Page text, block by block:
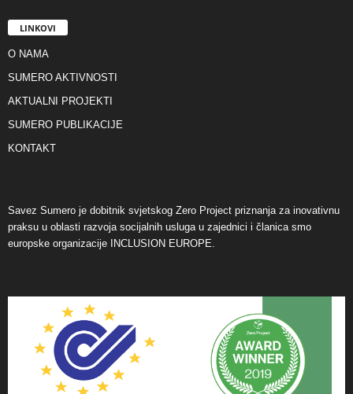
LINKOVI
O NAMA
SUMERO AKTIVNOSTI
AKTUALNI PROJEKTI
SUMERO PUBLIKACIJE
KONTAKT
Savez Sumero je dobitnik svjetskog Zero Project priznanja za inovativnu
praksu u oblasti razvoja socijalnih usluga u zajednici i članica smo
europske organizacije INCLUSION EUROPE.